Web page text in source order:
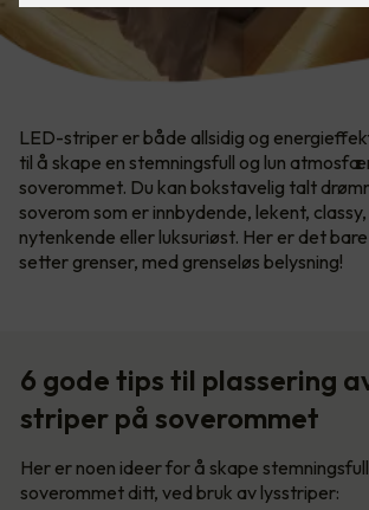
LED-striper er både allsidig og
til å skape en stemningsfull og lun
soverommet. Du kan bokstavelig talt
soverom som er innbydende, lekent,
nytenkende eller luksuriøst. Her er det
setter grenser, med grenseløs belysning!
6 gode tips til plassering
striper på soverommet
Her er noen ideer for å skape
soverommet ditt, ved bruk av lysstriper: